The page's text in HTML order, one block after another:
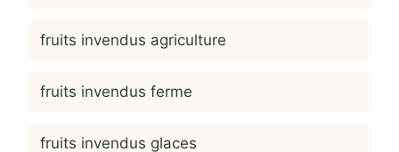
fruits invendus agriculture
fruits invendus ferme
fruits invendus glaces